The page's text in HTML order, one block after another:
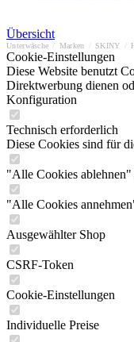
Übersicht
Unterwäsche Marken SKINY
Cookie-Einstellungen
Diese Website benutzt
Direktwerbung dienen
Konfiguration
Technisch erforderlich
Diese Cookies sind für
"Alle Cookies
"Alle Cookies
Ausgewählter Shop
CSRF-Token
Cookie-Einstellungen
Individuelle Preise